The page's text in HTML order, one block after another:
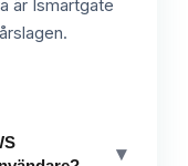
är Ismartgate
▾